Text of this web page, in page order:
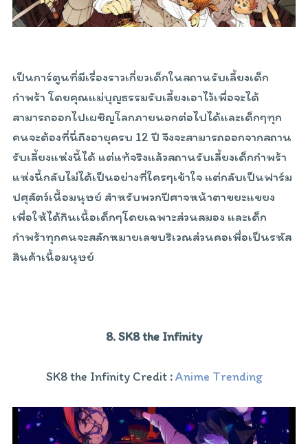
เป็นการ์ตูนที่มีเรื่องราวเกี่ยวเด็กในสถานรับเลี้ยงเด็ก
กำพร้า โดยคุณแม่บุญธรรมรับเลี้ยงเอาไว้เพื่อจะได้
สามารถออกไปเผชิญโลกภายนอกต่อไปได้และเด็กๆทุก
คนจะต้องที่นี่ถึงอายุครบ 12 ปี จึงจะสามารถออกจากสถาน
รับเลี้ยงแห่งนี้ได้ แต่แท้จริงแล้วสถานรับเลี้ยงเด็กกำพร้า
แห่งนี้กลับไม่ได้เป็นอย่างที่ใครๆเข้าใจ แต่กลับเป็นฟาร์ม
ปศุสัตว์เนื้อมนุษย์ สำหรับพวกปีศาจหน้าตาขยะแขยง
เพื่อให้ได้กินเนื้อเด็กๆโดยเฉพาะส่วนสมอง และเด็ก
กำพร้าทุกคนจะสลักหมายเลขบริเวณส่วนคอเพื่อเป็นรหัส
สินค้าเนื้อมนุษย์
8. SK8 the Infinity
SK8 the Infinity Credit:Anime Trending